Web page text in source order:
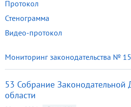
Протокол
Стенограмма
Видео-протокол
Мониторинг законодательства №
53 Собрание Законодательной
области